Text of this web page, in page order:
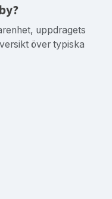
uppdragets
över typiska